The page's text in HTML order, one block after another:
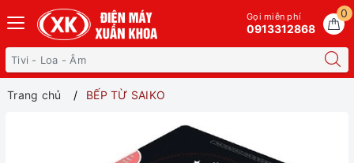
0
Gọi miễn phí
0913312868
Trang chủ BẾP TỪ SAIKO